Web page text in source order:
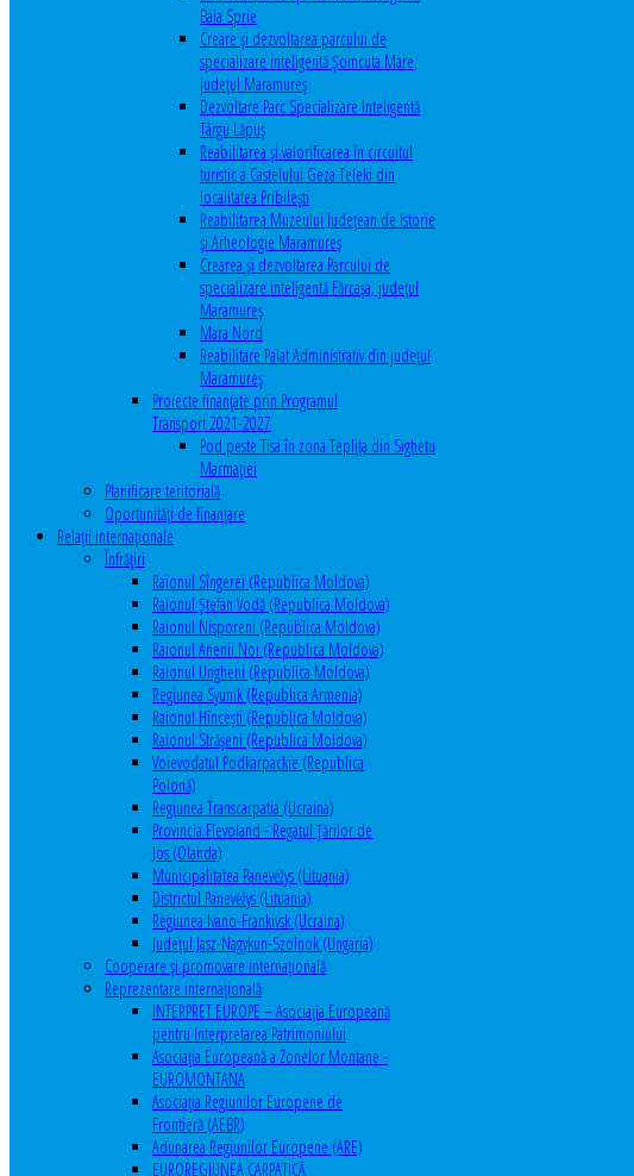
Baia Sprie
Creare și dezvoltarea parcului de
specializare inteligentă Șomcuta Mare,
județul Maramureș
Dezvoltare Parc Specializare Inteligentă
Târgu Lăpuș
Reabilitarea și valorificarea în circuitul
turistic a Castelului Geza Teleki din
localitatea Pribilești
Reabilitarea Muzeului Județean de Istorie
și Arheologie Maramureș
Crearea și dezvoltarea Parcului de
specializare inteligentă Fărcașa, județul
Maramureș
Mara Nord
Reabilitare Palat Administrativ din județul
Maramureș
Proiecte finanțate prin Programul
Transport 2021-2027
Pod peste Tisa în zona Teplița din Sighetu
Marmației
Planificare teritorială
Oportunităţi de finanţare
Relaţii internaţionale
Înfrăţiri
Raionul Sîngerei (Republica Moldova)
Raionul Ștefan Vodă (Republica Moldova)
Raionul Nisporeni (Republica Moldova)
Raionul Anenii Noi (Republica Moldova)
Raionul Ungheni (Republica Moldova)
Regiunea Syunik (Republica Armenia)
Raionul Hîncești (Republica Moldova)
Raionul Străşeni (Republica Moldova)
Voievodatul Podkarpackie (Republica
Polonă)
Regiunea Transcarpatia (Ucraina)
Provincia Flevoland - Regatul Ţărilor de
Jos (Olanda)
Municipalitatea Panevėžys (Lituania)
Districtul Panevėžys (Lituania)
Regiunea Ivano-Frankivsk (Ucraina)
Judeţul Jasz-Nagykun-Szolnok (Ungaria)
Cooperare şi promovare internaţională
Reprezentare internaţională
INTERPRET EUROPE – Asociația Europeană
pentru Interpretarea Patrimoniului
Asociația Europeană a Zonelor Montane -
EUROMONTANA
Asociația Regiunilor Europene de
Frontieră (AEBR)
Adunarea Regiunilor Europene (ARE)
EUROREGIUNEA CARPATICĂ